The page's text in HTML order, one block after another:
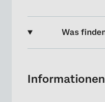
Was
Arten von Dashboards